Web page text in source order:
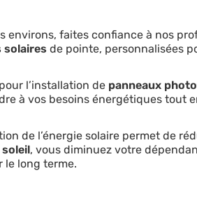
environs, faites confiance à nos
solaires de pointe, personnalisées
l’installation de panneaux
à vos besoins énergétiques tout
de l’énergie solaire permet de
, vous diminuez votre
le long terme.